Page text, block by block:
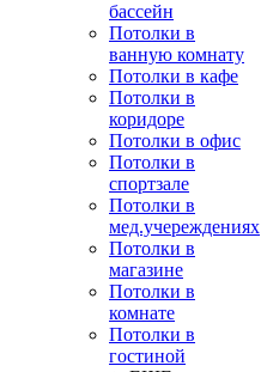
бассейн
Потолки в
ванную комнату
Потолки в кафе
Потолки в
коридоре
Потолки в офис
Потолки в
спортзале
Потолки в
мед.учереждениях
Потолки в
магазине
Потолки в
комнате
Потолки в
гостиной